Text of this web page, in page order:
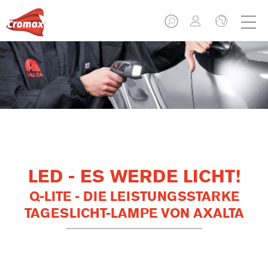
LED - ES WERDE LICHT!
Q-LITE - DIE LEISTUNGSSTARKE
TAGESLICHT-LAMPE VON AXALTA